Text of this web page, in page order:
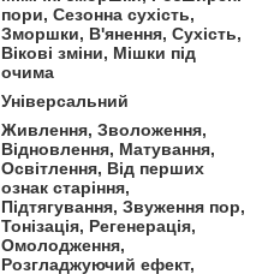
пори, Сезонна сухість,
Зморшки, В'янення, Сухість,
Вікові зміни, Мішки під
очима
Універсальний
Живлення, Зволоження,
Відновлення, Матування,
Освітлення, Від перших
ознак старіння,
Підтягування, Звуження пор,
Тонізація, Регенерація,
Омолодження,
Розгладжуючий ефект,